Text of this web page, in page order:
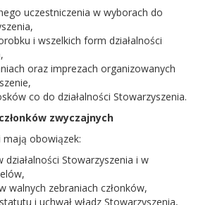
uczestniczenia w wyborach do
i wszelkich form działalności
oraz imprezach organizowanych
co do działalności Stowarzyszenia.
zwyczajnych
mają obowiązek:
działalności Stowarzyszenia i w
walnych zebraniach członków,
i uchwał władz Stowarzyszenia,